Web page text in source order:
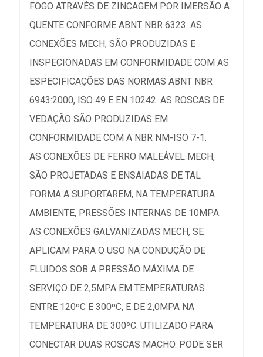
FOGO ATRAVÉS DE ZINCAGEM POR IMERSÃO A
QUENTE CONFORME ABNT NBR 6323. AS
CONEXÕES MECH, SÃO PRODUZIDAS E
INSPECIONADAS EM CONFORMIDADE COM AS
ESPECIFICAÇÕES DAS NORMAS ABNT NBR
6943:2000, ISO 49 E EN 10242. AS ROSCAS DE
VEDAÇÃO SÃO PRODUZIDAS EM
CONFORMIDADE COM A NBR NM-ISO 7-1.
AS CONEXÕES DE FERRO MALEÁVEL MECH,
SÃO PROJETADAS E ENSAIADAS DE TAL
FORMA A SUPORTAREM, NA TEMPERATURA
AMBIENTE, PRESSÕES INTERNAS DE 10MPA.
AS CONEXÕES GALVANIZADAS MECH, SE
APLICAM PARA O USO NA CONDUÇÃO DE
FLUIDOS SOB A PRESSÃO MÁXIMA DE
SERVIÇO DE 2,5MPA EM TEMPERATURAS
ENTRE 120ºC E 300ºC, E DE 2,0MPA NA
TEMPERATURA DE 300ºC. UTILIZADO PARA
CONECTAR DUAS ROSCAS MACHO. PODE SER